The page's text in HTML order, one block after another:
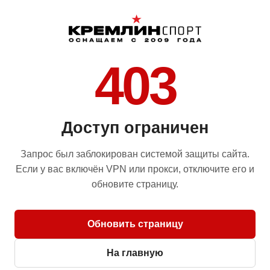
403
Доступ ограничен
Запрос был заблокирован системой защиты сайта.
Если у вас включён VPN или прокси, отключите его и
обновите страницу.
Обновить страницу
На главную